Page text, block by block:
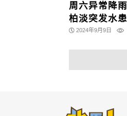
周六异常降
柏淡突发水患
2024年9月9日